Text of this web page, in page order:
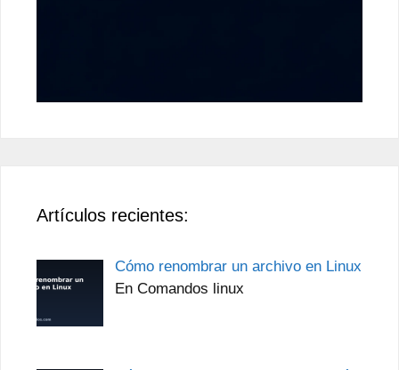
Artículos recientes:
Cómo renombrar un archivo en Linux
En Comandos linux